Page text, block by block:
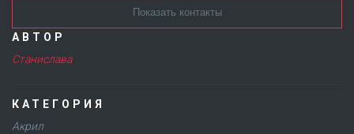
Показать контакты
АВТОР
Станислава
КАТЕГОРИЯ
Акрил